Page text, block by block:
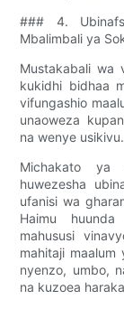
### 4.
Mbalimbali ya
Mustakabali wa
kukidhi bidhaa
vifungashio
unaoweza
na wenye usikivu.
Michakato ya
huwezesha
ufanisi wa
Haimu
mahususi
mahitaji
nyenzo, umbo,
na kuzoea